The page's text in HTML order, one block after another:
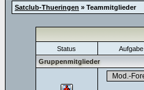
Satclub-Thueringen » Teammitglieder
Status Aufgabe
Gruppenmitglieder